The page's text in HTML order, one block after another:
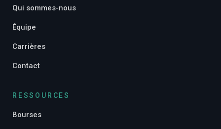
Qui sommes-nous
Équipe
Carrières
Contact
RESSOURCES
Bourses